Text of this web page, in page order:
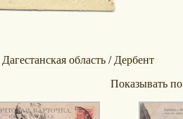
Дагестанская область/ Дербент
Показывать по